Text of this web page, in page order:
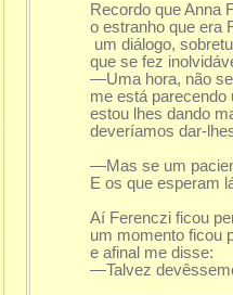
Recordo que Anna
o estranho que era
um diálogo,
que se fez
—Uma hora, não
me está
estou lhes dando
deveríamos dar-
—Mas se um
E os que esperam
Aí Ferenczi ficou
um momento ficou
e afinal me disse:
—Talvez